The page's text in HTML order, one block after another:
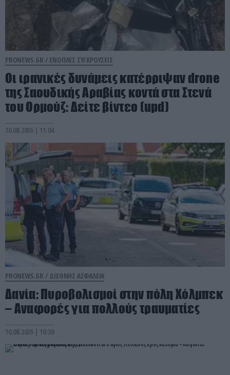
PRONEWS.GR / ΕΝΟΠΛΕΣ ΣΥΓΚΡΟΥΣΕΙΣ
Οι ιρανικές δυνάμεις κατέρριψαν drone
της Σαουδικής Αραβίας κοντά στα Στενά
του Ορμούζ: Δείτε βίντεο (upd)
10.08.2026 | 11:04
PRONEWS.GR / ΔΙΕΘΝΗΣ ΑΣΦΑΛΕΙΑ
Δανία: Πυροβολισμοί στην πόλη Χόλμπεκ
– Αναφορές για πολλούς τραυματίες
10.08.2026 | 10:30